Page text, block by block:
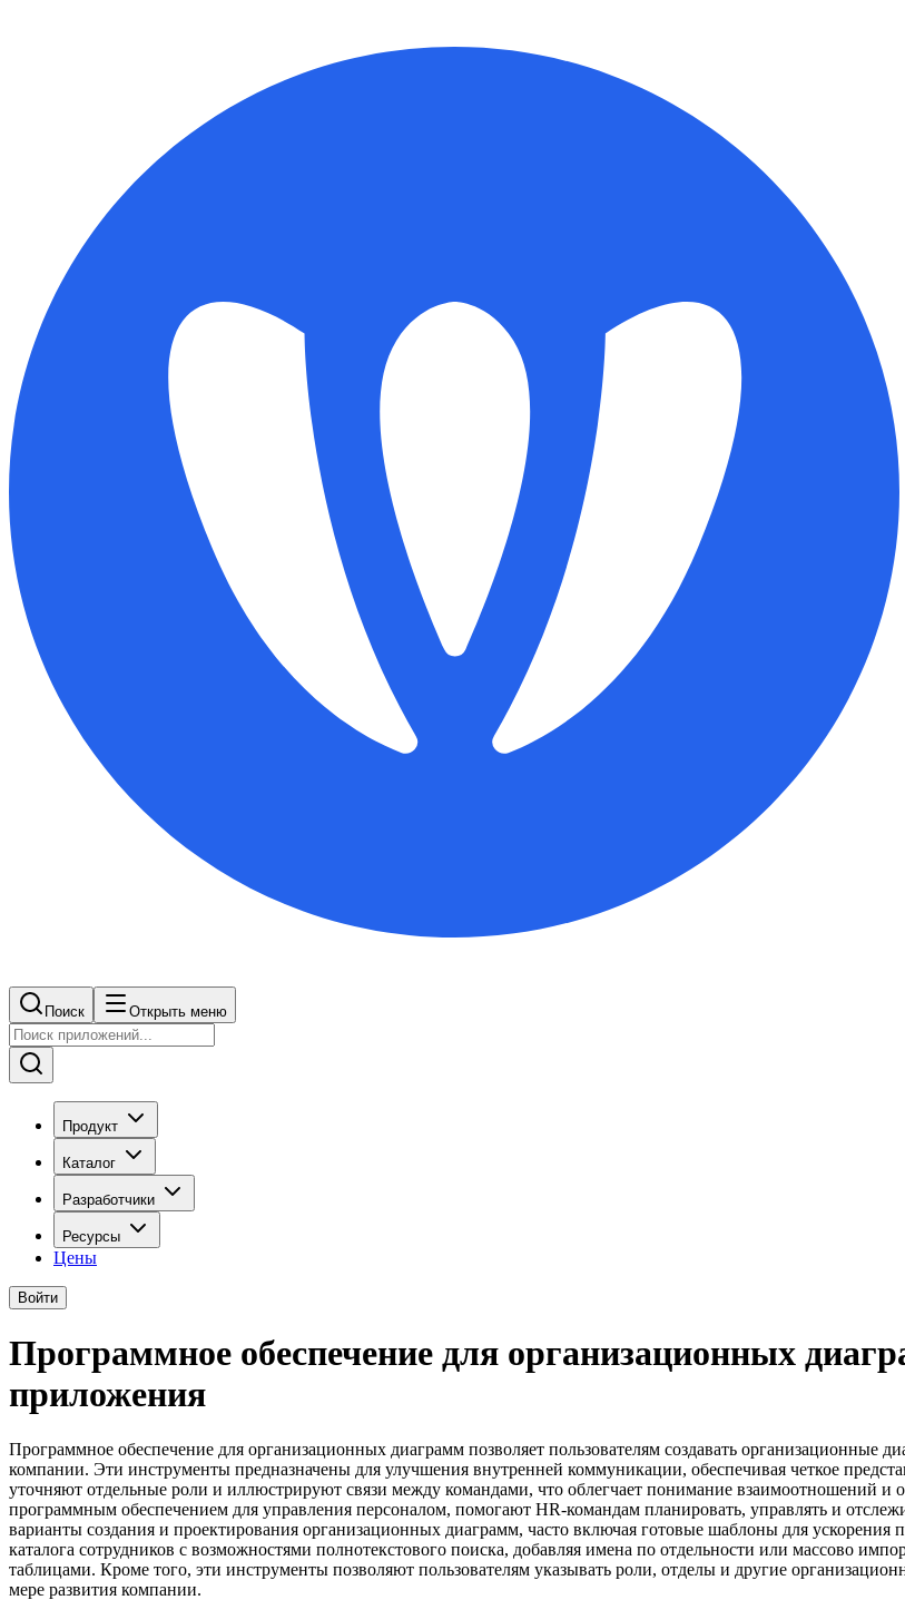
Поиск Открыть меню
Продукт
Каталог
Разработчики
Ресурсы
Цены
Войти
Программное обеспечение для организационных
приложения
Программное обеспечение для организационных диаграмм позволяет пользователям создавать организационные
компании. Эти инструменты предназначены для улучшения внутренней коммуникации, обеспечивая четкое
уточняют отдельные роли и иллюстрируют связи между командами, что облегчает понимание взаимоотношений и
программным обеспечением для управления персоналом, помогают HR-командам планировать, управлять и
варианты создания и проектирования организационных диаграмм, часто включая готовые шаблоны для ускорения
каталога сотрудников с возможностями полнотекстового поиска, добавляя имена по отдельности или массово
таблицами. Кроме того, эти инструменты позволяют пользователям указывать роли, отделы и другие
мере развития компании.